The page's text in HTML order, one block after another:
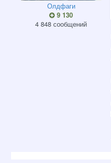
Олдфаги
9 130
4 848 сообщений